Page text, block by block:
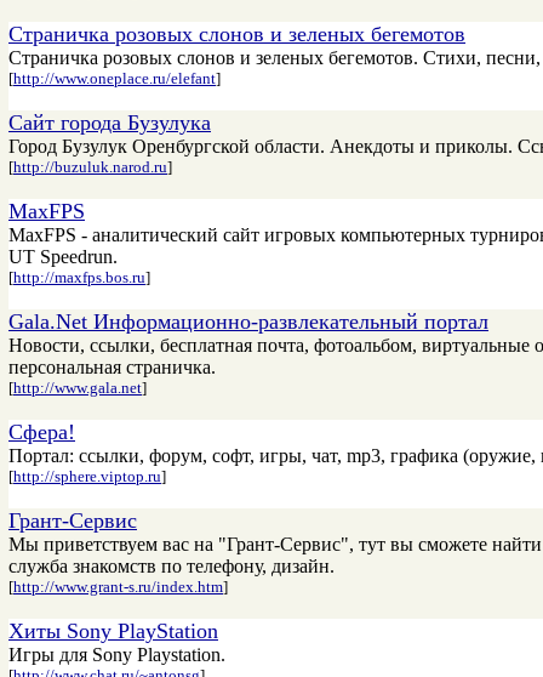
Страничка розовых слонов и зеленых бегемотов
Страничка розовых слонов и зеленых бегемотов. Стихи,
[http://www.oneplace.ru/elefant]
Сайт города Бузулука
Город Бузулук Оренбургской области. Анекдоты и приколы.
[http://buzuluk.narod.ru]
MaxFPS
MaxFPS - аналитический сайт игровых компьютерных
UT Speedrun.
[http://maxfps.bos.ru]
Gala.Net Информационно-развлекательный портал
Новости, ссылки, бесплатная почта, фотоальбом,
персональная страничка.
[http://www.gala.net]
Сфера!
Портал: ссылки, форум, софт, игры, чат, mp3, графика
[http://sphere.viptop.ru]
Грант-Сервис
Мы приветствуем вас на "Грант-Сервис", тут вы сможете
служба знакомств по телефону, дизайн.
[http://www.grant-s.ru/index.htm]
Хиты Sony PlayStation
Игры для Sony Playstation.